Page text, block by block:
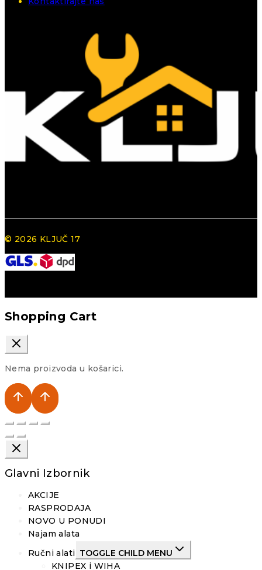
© 2026 KLJUČ 17
Shopping Cart
Nema proizvoda u košarici.
Glavni Izbornik
AKCIJE
RASPRODAJA
NOVO U PONUDI
Najam alata
Ručni alati TOGGLE CHILD MENU
KNIPEX i WIHA